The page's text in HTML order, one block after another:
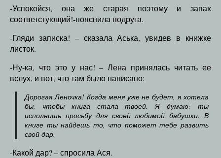
-Успокойся, она же старая поэтому и запах
соответстующий!-пояснила подруга.
-Гляди записка! – сказала Аська, увидев в книжке
листок.
-Ну-ка, что это у нас! – Лена принялась читать ее
вслух, и вот, что там было написано:
Дорогая Леночка! Когда меня уже не будет, я хотела
бы, чтобы книга стала твоей. Я думаю: ты
исполнишь просьбу для своей любимой бабушки. В
книге ты найдешь то, что поможет тебе развить
свой дар.
-Какой дар? – спросила Ася.